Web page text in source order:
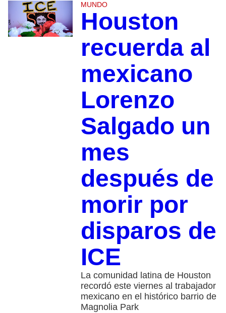
MUNDO
Houston
recuerda al
mexicano
Lorenzo
Salgado un
mes
después de
morir por
disparos de
ICE
La comunidad latina de Houston
recordó este viernes al trabajador
mexicano en el histórico barrio de
Magnolia Park